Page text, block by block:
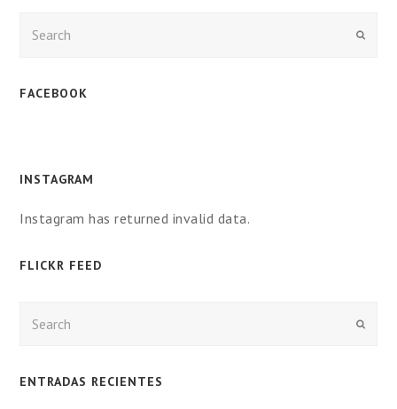
Enviar
FACEBOOK
INSTAGRAM
Instagram has returned invalid data.
FLICKR FEED
Enviar
ENTRADAS RECIENTES